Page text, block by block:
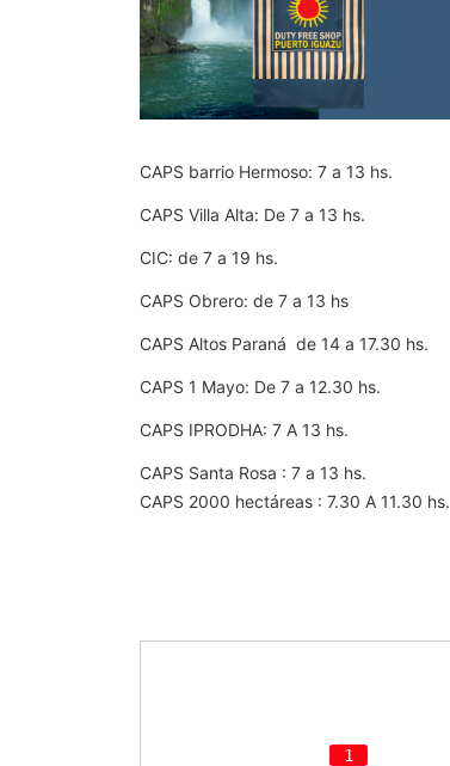
CAPS barrio Hermoso: 7 a 13 hs.
CAPS Villa Alta: De 7 a 13 hs.
CIC: de 7 a 19 hs.
CAPS Obrero: de 7 a 13 hs
CAPS Altos Paraná de 14 a 17.30 hs.
CAPS 1 Mayo: De 7 a 12.30 hs.
CAPS IPRODHA: 7 A 13 hs.
CAPS Santa Rosa : 7 a 13 hs.
CAPS 2000 hectáreas : 7.30 A 11.30 hs.
1